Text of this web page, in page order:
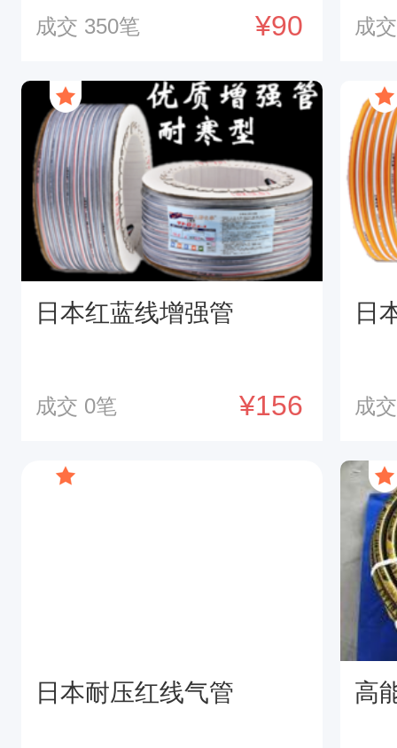
¥90
成交 350笔 成
日本红蓝线增强管
¥156
成交 0笔
日
成
日本耐压红线气管 高